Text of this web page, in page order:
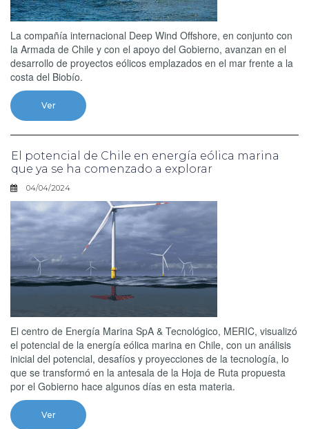
La compañía internacional Deep Wind Offshore, en conjunto con
la Armada de Chile y con el apoyo del Gobierno, avanzan en el
desarrollo de proyectos eólicos emplazados en el mar frente a la
costa del Biobío.
Ver
El potencial de Chile en energía eólica marina
que ya se ha comenzado a explorar
04/04/2024
El centro de Energía Marina SpA & Tecnológico, MERIC, visualizó
el potencial de la energía eólica marina en Chile, con un análisis
inicial del potencial, desafíos y proyecciones de la tecnología, lo
que se transformó en la antesala de la Hoja de Ruta propuesta
por el Gobierno hace algunos días en esta materia.
Ver